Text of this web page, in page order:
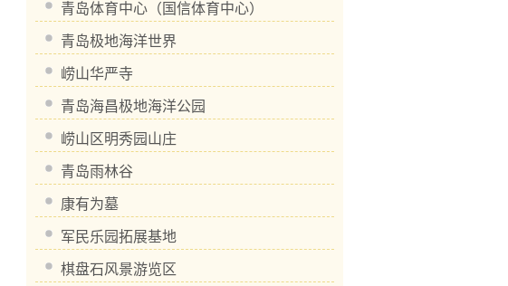
青岛体育中心（国信体育中心）
青岛极地海洋世界
崂山华严寺
青岛海昌极地海洋公园
崂山区明秀园山庄
青岛雨林谷
康有为墓
军民乐园拓展基地
棋盘石风景游览区